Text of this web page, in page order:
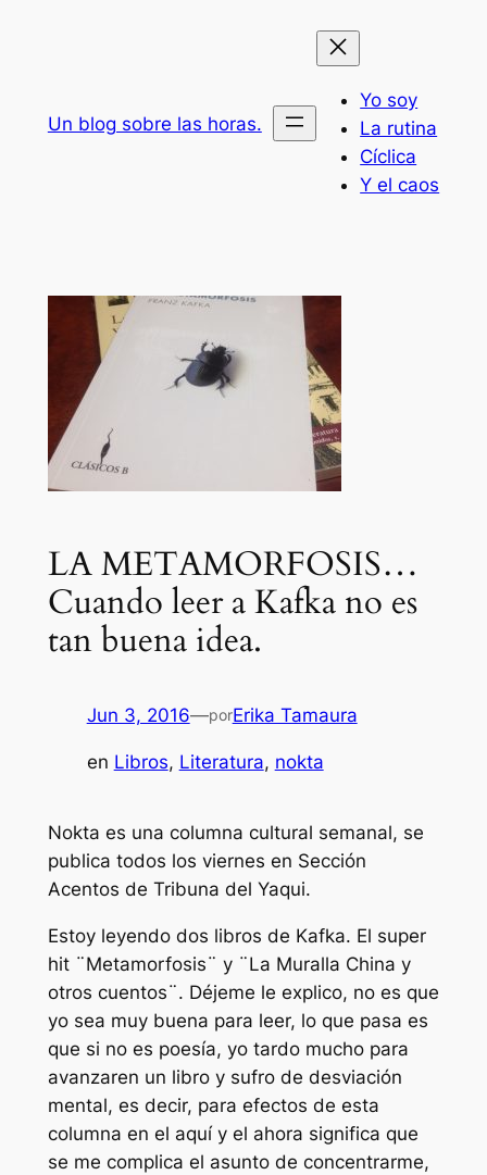
Un blog sobre las horas.
Yo soy
La rutina
Cíclica
Y el caos
LA METAMORFOSIS…
Cuando leer a Kafka no es
tan buena idea.
Jun 3, 2016—porErika Tamaura
en Libros, Literatura, nokta
Nokta es una columna cultural semanal, se
publica todos los viernes en Sección
Acentos de Tribuna del Yaqui.
Estoy leyendo dos libros de Kafka. El super
hit ¨Metamorfosis¨ y ¨La Muralla China y
otros cuentos¨. Déjeme le explico, no es que
yo sea muy buena para leer, lo que pasa es
que si no es poesía, yo tardo mucho para
avanzaren un libro y sufro de desviación
mental, es decir, para efectos de esta
columna en el aquí y el ahora significa que
se me complica el asunto de concentrarme,